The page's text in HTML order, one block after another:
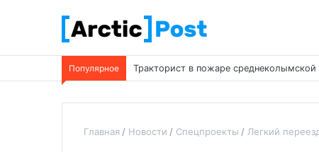
Популярное Тракторист в пожаре среднеколымской
Главная Новости Спецпроекты Легкий